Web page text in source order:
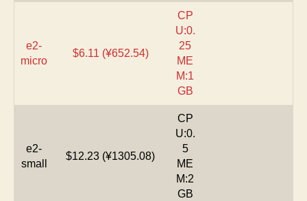
e2-
micro
$6.11 (¥652.54)
CP
U:0.
25
ME
M:1
GB
e2-
small
$12.23 (¥1305.08)
CP
U:0.
5
ME
M:2
GB